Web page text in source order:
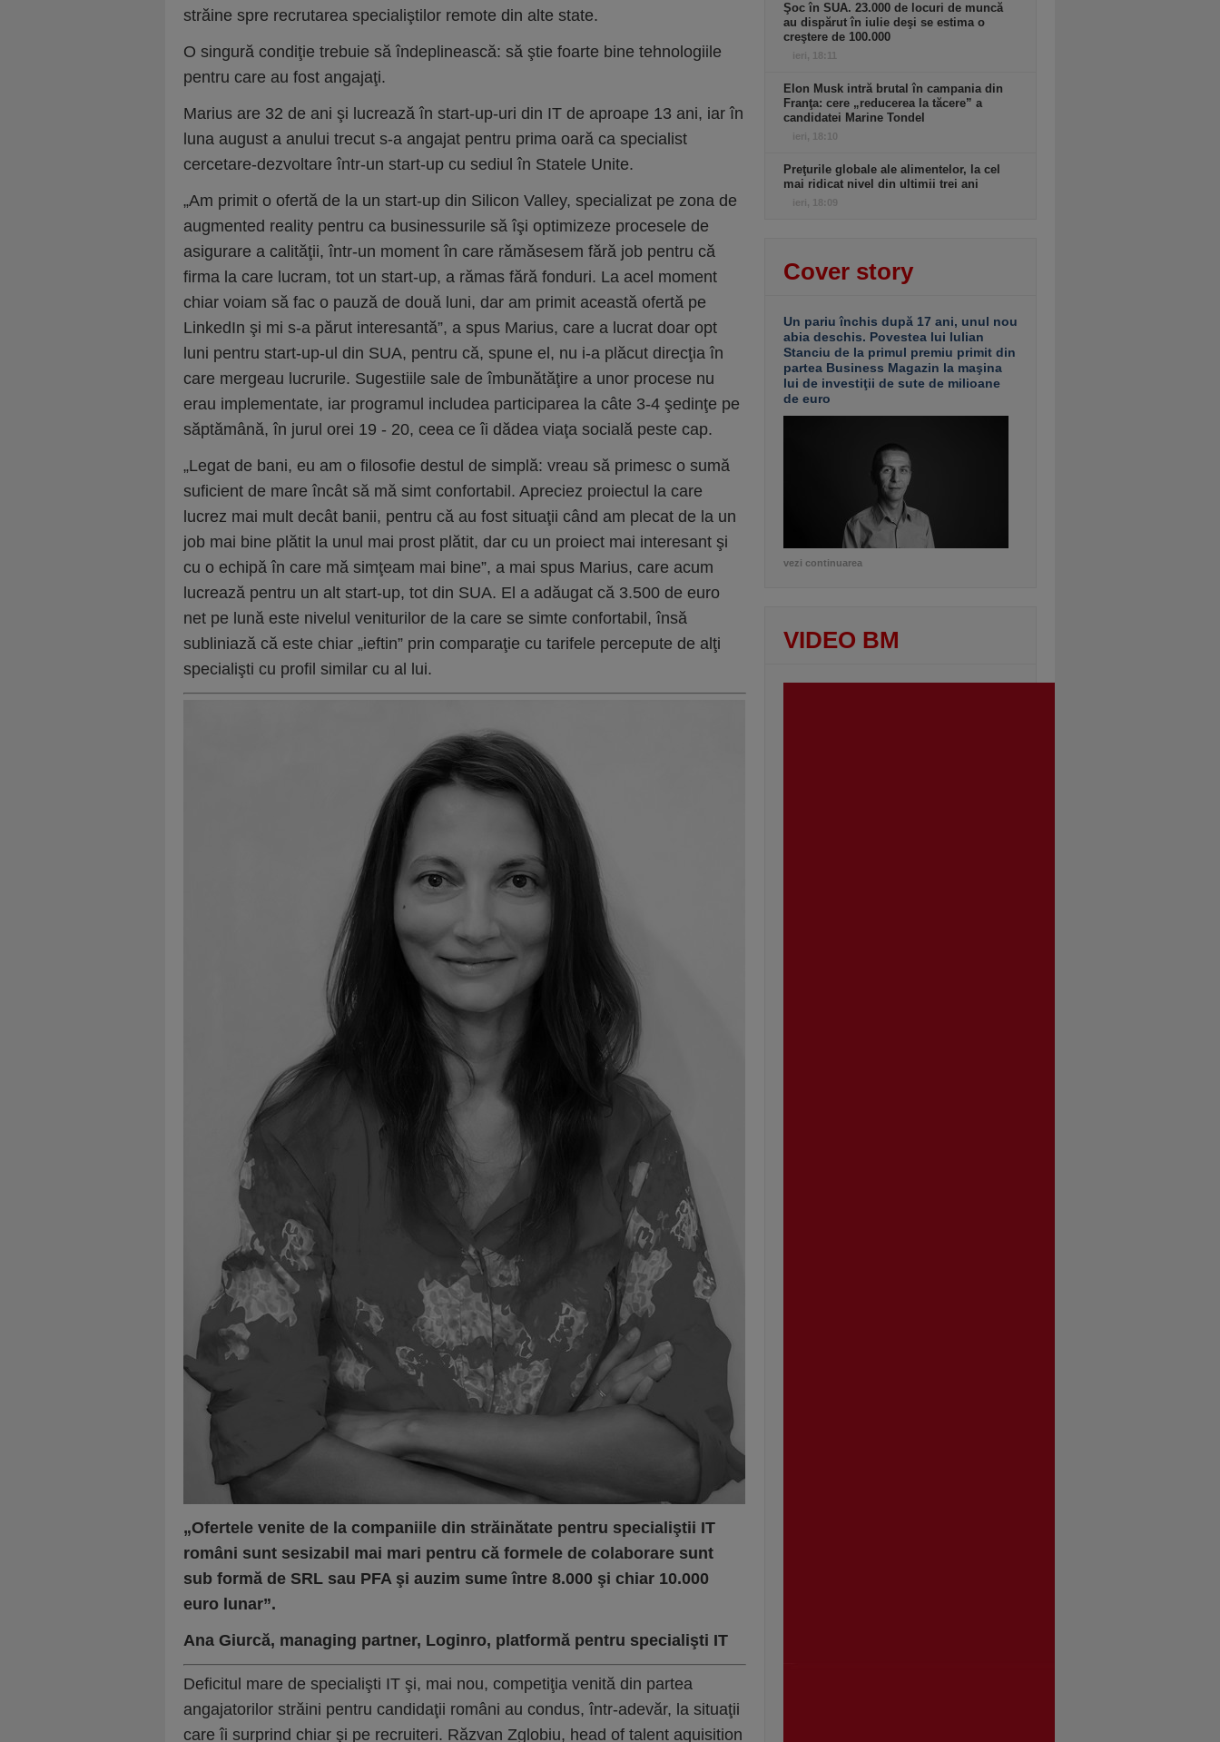
străine spre recrutarea specialiştilor remote din alte state.
O singură condiţie trebuie să îndeplinească: să ştie foarte bine tehnologiile
pentru care au fost angajaţi.
Marius are 32 de ani şi lucrează în start-up-uri din IT de aproape 13 ani, iar în
luna august a anului trecut s-a angajat pentru prima oară ca specialist
cercetare-dezvoltare într-un start-up cu sediul în Statele Unite.
„Am primit o ofertă de la un start-up din Silicon Valley, specializat pe zona de
augmented reality pentru ca businessurile să îşi optimizeze procesele de
asigurare a calităţii, într-un moment în care rămăsesem fără job pentru că
firma la care lucram, tot un start-up, a rămas fără fonduri. La acel moment
chiar voiam să fac o pauză de două luni, dar am primit această ofertă pe
LinkedIn şi mi s-a părut interesantă”, a spus Marius, care a lucrat doar opt
luni pentru start-up-ul din SUA, pentru că, spune el, nu i-a plăcut direcţia în
care mergeau lucrurile. Sugestiile sale de îmbunătăţire a unor procese nu
erau implementate, iar programul includea participarea la câte 3-4 şedinţe pe
săptămână, în jurul orei 19 - 20, ceea ce îi dădea viaţa socială peste cap.
„Legat de bani, eu am o filosofie destul de simplă: vreau să primesc o sumă
suficient de mare încât să mă simt confortabil. Apreciez proiectul la care
lucrez mai mult decât banii, pentru că au fost situaţii când am plecat de la un
job mai bine plătit la unul mai prost plătit, dar cu un proiect mai interesant şi
cu o echipă în care mă simţeam mai bine”, a mai spus Marius, care acum
lucrează pentru un alt start-up, tot din SUA. El a adăugat că 3.500 de euro
net pe lună este nivelul veniturilor de la care se simte confortabil, însă
subliniază că este chiar „ieftin” prin comparaţie cu tarifele percepute de alţi
specialişti cu profil similar cu al lui.
„Ofertele venite de la companiile din străinătate pentru specialiştii IT
români sunt sesizabil mai mari pentru că formele de colaborare sunt
sub formă de SRL sau PFA şi auzim sume între 8.000 şi chiar 10.000
euro lunar”.
Ana Giurcă, managing partner, Loginro, platformă pentru specialişti IT
Deficitul mare de specialişti IT şi, mai nou, competiţia venită din partea
angajatorilor străini pentru candidaţii români au condus, într-adevăr, la situaţii
care îi surprind chiar şi pe recruiteri. Răzvan Zglobiu, head of talent aquisition
Şoc în SUA. 23.000 de locuri de muncă
au dispărut în iulie deşi se estima o
creştere de 100.000
ieri, 18:11
Elon Musk intră brutal în campania din
Franţa: cere „reducerea la tăcere” a
candidatei Marine Tondel
ieri, 18:10
Preţurile globale ale alimentelor, la cel
mai ridicat nivel din ultimii trei ani
ieri, 18:09
Cover story
Un pariu închis după 17 ani, unul nou
abia deschis. Povestea lui Iulian
Stanciu de la primul premiu primit din
partea Business Magazin la maşina
lui de investiţii de sute de milioane
de euro
vezi continuarea
VIDEO BM